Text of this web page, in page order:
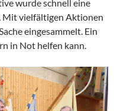
wurde schnell eine
Mit vielfältigen Aktionen
eingesammelt. Ein
in Not helfen kann.